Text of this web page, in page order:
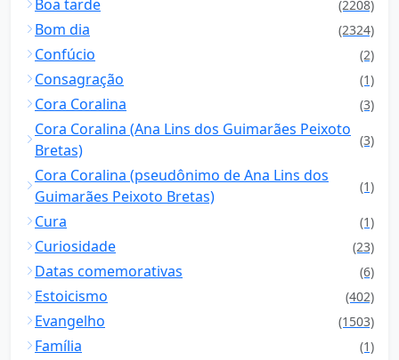
Boa tarde (2208)
Bom dia (2324)
Confúcio (2)
Consagração (1)
Cora Coralina (3)
Cora Coralina (Ana Lins dos Guimarães Peixoto
Bretas)
(3)
Cora Coralina (pseudônimo de Ana Lins dos
Guimarães Peixoto Bretas)
(1)
Cura (1)
Curiosidade (23)
Datas comemorativas (6)
Estoicismo (402)
Evangelho (1503)
Família (1)